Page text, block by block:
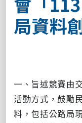
局資料
一、旨述競賽由
活動方式，鼓勵
料，包括公路局